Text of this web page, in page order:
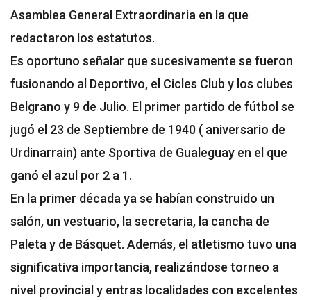
Asamblea General Extraordinaria en la que
redactaron los estatutos.
Es oportuno señalar que sucesivamente se fueron
fusionando al Deportivo, el Cicles Club y los clubes
Belgrano y 9 de Julio. El primer partido de fútbol se
jugó el 23 de Septiembre de 1940 ( aniversario de
Urdinarrain) ante Sportiva de Gualeguay en el que
ganó el azul por 2 a 1.
En la primer década ya se habían construido un
salón, un vestuario, la secretaria, la cancha de
Paleta y de Básquet. Además, el atletismo tuvo una
significativa importancia, realizándose torneo a
nivel provincial y entras localidades con excelentes